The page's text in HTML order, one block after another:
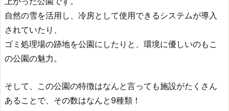
自然の雪を活用し、冷房として使用できるシステムが導入
されていたり、
ゴミ処理場の跡地を公園にしたりと、環境に優しいのもこ
の公園の魅力。
そして、この公園の特徴はなんと言っても施設がたくさん
あることで、その数はなんと9種類！